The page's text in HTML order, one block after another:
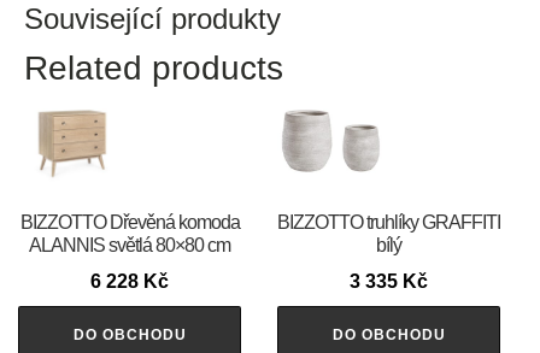
Související produkty
Related products
BIZZOTTO Dřevěná komoda
ALANNIS světlá 80×80 cm
6 228 Kč
DO OBCHODU
BIZZOTTO truhlíky GRAFFITI
bílý
3 335 Kč
DO OBCHODU